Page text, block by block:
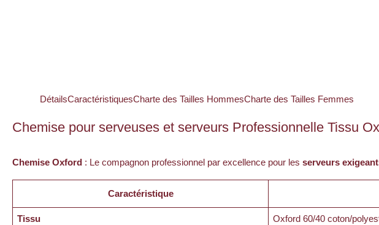
DétailsCaractéristiquesCharte des Tailles HommesCharte des Tailles Femmes
Chemise pour serveuses et serveurs Professionnelle Tissu
Chemise Oxford : Le compagnon professionnel par excellence pour les serveurs
Caractéristique
Tissu Oxford 60/40 coton/